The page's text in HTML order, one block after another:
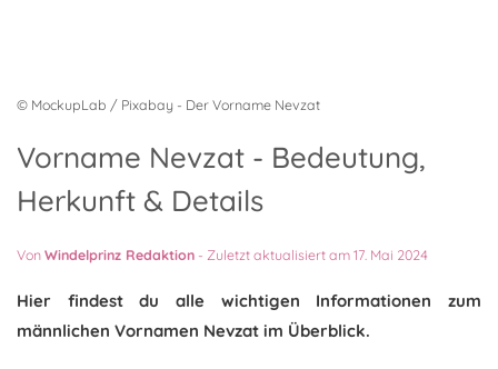
© MockupLab / Pixabay - Der Vorname Nevzat
Vorname Nevzat - Bedeutung,
Herkunft & Details
VonWindelprinz Redaktion - Zuletzt aktualisiert am 17. Mai 2024
Hier findest du alle wichtigen Informationen zum
männlichen Vornamen Nevzat im Überblick.